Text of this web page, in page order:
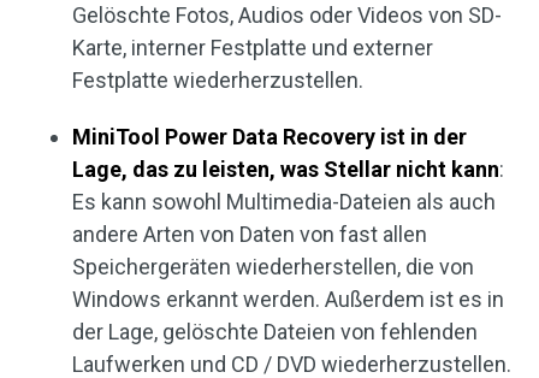
Gelöschte Fotos, Audios oder Videos von SD-
Karte, interner Festplatte und externer
Festplatte wiederherzustellen.
MiniTool Power Data Recovery ist in der
Lage, das zu leisten, was Stellar nicht kann:
Es kann sowohl Multimedia-Dateien als auch
andere Arten von Daten von fast allen
Speichergeräten wiederherstellen, die von
Windows erkannt werden. Außerdem ist es in
der Lage, gelöschte Dateien von fehlenden
Laufwerken und CD / DVD wiederherzustellen.